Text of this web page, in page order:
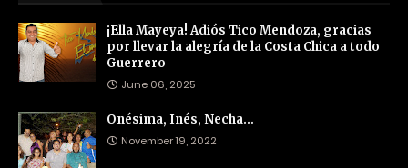
¡Ella Mayeya! Adiós Tico Mendoza, gracias
por llevar la alegría de la Costa Chica a todo
Guerrero
June 06, 2025
Onésima, Inés, Necha…
November 19, 2022